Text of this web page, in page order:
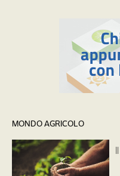
MONDO AGRICOLO